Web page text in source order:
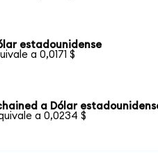
estadounidense
a 0,0171 $
a Dólar
a 0,0234 $